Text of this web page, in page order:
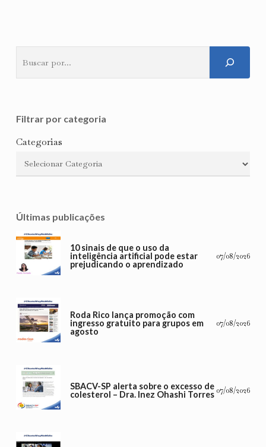
Filtrar por categoria
Categorias
Últimas publicações
10 sinais de que o uso da
inteligência artificial pode estar
prejudicando o aprendizado
07/08/2026
Roda Rico lança promoção com
ingresso gratuito para grupos em
agosto
07/08/2026
SBACV-SP alerta sobre o excesso de
colesterol – Dra. Inez Ohashi Torres 07/08/2026